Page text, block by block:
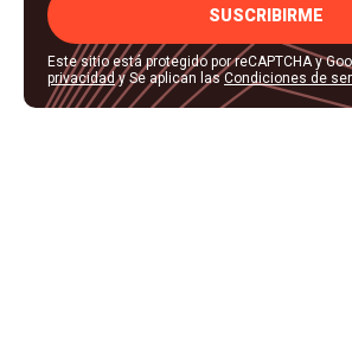
SUSCRIBIRME
Este sitio está protegido por reCAPTCHA y
privacidady Se aplican lasCondiciones de